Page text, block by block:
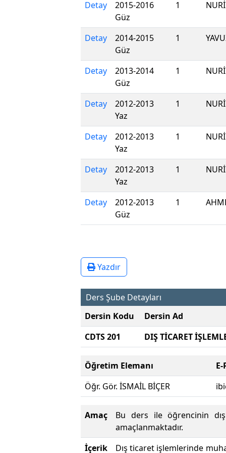
Detay
2015-2016
Güz
1
Detay
2014-2015
Güz
1
Detay
2013-2014
Güz
1
Detay
2012-2013
Yaz
1
Detay
2012-2013
Yaz
1
Detay
2012-2013
Yaz
1
Detay
2012-2013
Güz
1
Yazdır
Ders Şube Detayları
Dersin Kodu
Dersin Ad
CDTS 201
DIŞ TİCARET
Öğretim Elemanı
Öğr. Gör. İSMAİL BİÇER
Amaç
Bu ders ile öğrencinin
amaçlanmaktadır.
İçerik
Dış ticaret işlemlerinde